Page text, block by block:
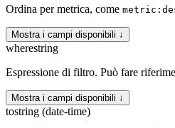
Ordina per metrica, come
Mostra i campi disponibili ↓
wherestring
Espressione di filtro. Può fare
Mostra i campi disponibili ↓
tostring (date-time)